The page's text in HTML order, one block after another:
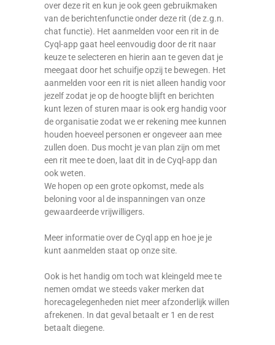
over deze rit en kun je ook geen gebruikmaken
van de berichtenfunctie onder deze rit (de z.g.n.
chat functie). Het aanmelden voor een rit in de
Cyql-app gaat heel eenvoudig door de rit naar
keuze te selecteren en hierin aan te geven dat je
meegaat door het schuifje opzij te bewegen. Het
aanmelden voor een rit is niet alleen handig voor
jezelf zodat je op de hoogte blijft en berichten
kunt lezen of sturen maar is ook erg handig voor
de organisatie zodat we er rekening mee kunnen
houden hoeveel personen er ongeveer aan mee
zullen doen. Dus mocht je van plan zijn om met
een rit mee te doen, laat dit in de Cyql-app dan
ook weten.
We hopen op een grote opkomst, mede als
beloning voor al de inspanningen van onze
gewaardeerde vrijwilligers.
Meer informatie over de Cyql app en hoe je je
kunt aanmelden staat op onze site.
Ook is het handig om toch wat kleingeld mee te
nemen omdat we steeds vaker merken dat
horecagelegenheden niet meer afzonderlijk willen
afrekenen. In dat geval betaalt er 1 en de rest
betaalt diegene.